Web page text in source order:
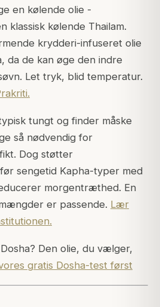
en kølende olie -
klassisk kølende Thailam.
krydderi-infuseret olie
da de kan øge den indre
Let tryk, blid temperatur.
tungt og finder måske
så nødvendig for
Dog støtter
sengetid Kapha-typer med
morgentræthed. En
er passende. Lær
Den olie, du vælger,
gratis Dosha-test først